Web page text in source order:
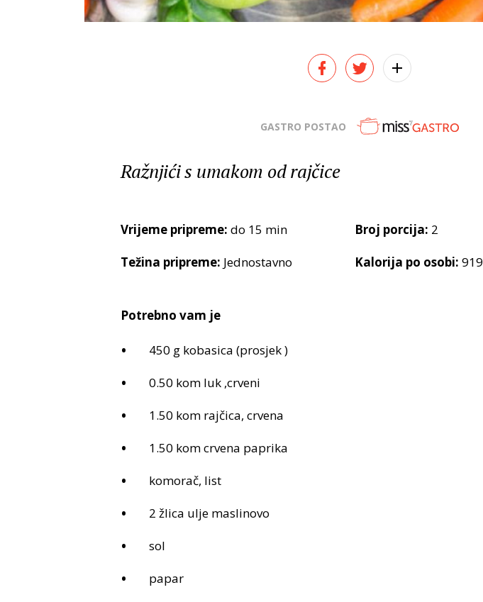
GASTRO POSTAO
Ražnjići s umakom od rajčice
Vrijeme pripreme: do 15 min Broj porcija: 2
Težina pripreme: Jednostavno Kalorija po osobi:919
Potrebno vam je
450 g kobasica (prosjek )
0.50 kom luk ,crveni
1.50 kom rajčica, crvena
1.50 kom crvena paprika
komorač, list
2 žlica ulje maslinovo
sol
papar